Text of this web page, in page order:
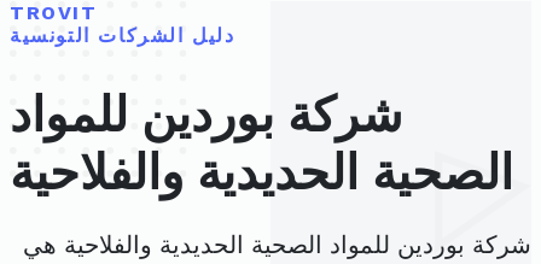
TROVIT
دليل الشركات التونسية
شركة بوردين للمواد
الصحية الحديدية والفلاحية
شركة بوردين للمواد الصحية الحديدية والفلاحية هي